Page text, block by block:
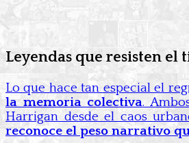
Leyendas que resisten el
Lo que hace tan especial el
la memoria colectiva.
Harrigan desde el caos
reconoce el peso narrativo